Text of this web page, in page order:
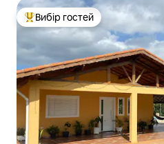
Топ вибір гостей
Вибір гостей